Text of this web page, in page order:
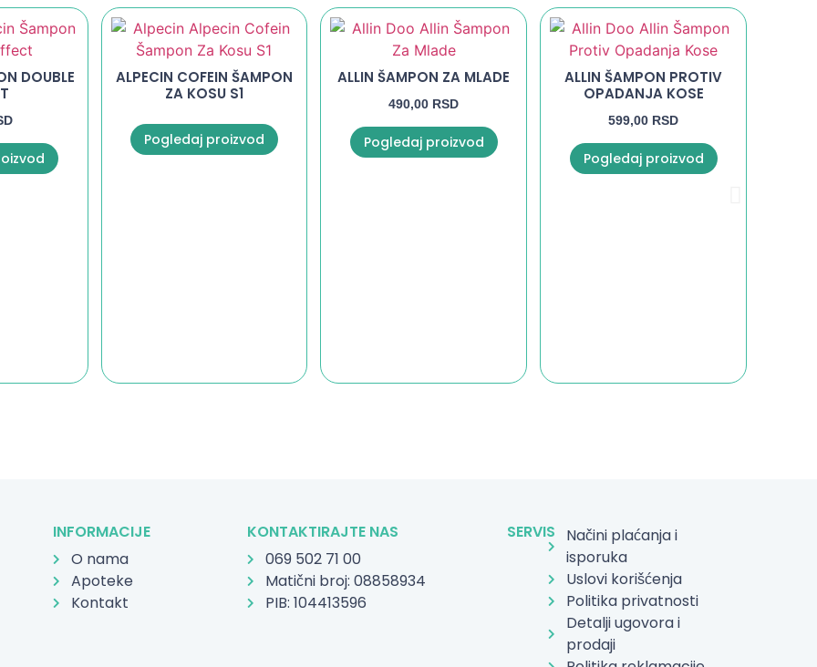
DOUBLE
ALPECIN COFEIN ŠAMPON
ZA KOSU S1
Pogledaj proizvod
ALLIN ŠAMPON ZA MLADE
490,00 RSD
Pogledaj proizvod
ALLIN ŠAMPON PROTIV
OPADANJA KOSE
599,00 RSD
Pogledaj proizvod
INFORMACIJE
O nama
Apoteke
Kontakt
KONTAKTIRAJTE NAS
069 502 71 00
Matični broj: 08858934
PIB: 104413596
SERVIS
Načini plaćanja i
isporuka
Uslovi korišćenja
Politika privatnosti
Detalji ugovora i
prodaji